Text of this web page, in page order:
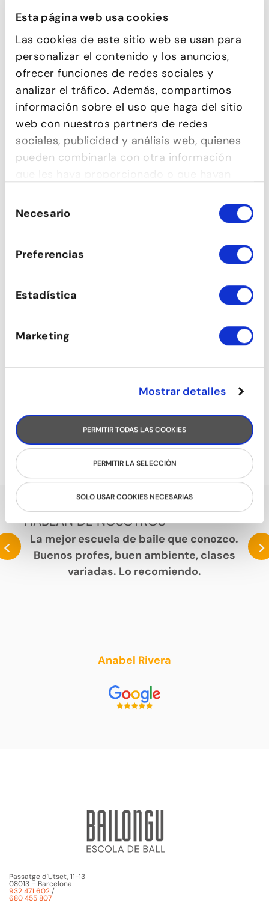
Esta página web usa cookies
Las cookies de este sitio web se usan para
personalizar el contenido y los anuncios,
ofrecer funciones de redes sociales y
analizar el tráfico. Además, compartimos
información sobre el uso que haga del sitio
web con nuestros partners de redes
sociales, publicidad y análisis web, quienes
pueden combinarla con otra información
de sus servicios.
deNecesario
Preferencias
Estadística
Marketing
Mostrar detalles
PERMITIR TODAS LAS COOKIES
PERMITIR LA SELECCIÓN
SOLO USAR COOKIES NECESARIAS
COMEDIA MUSICAL
TONIFICACIÓN
HABLAN DE NOSOTROS
<
La mejor escuela de baile que conozco.
Buenos profes, buen ambiente, clases
variadas. Lo recomiendo.
Anabel Rivera
>
Passatge d'Utset, 11-13
08013 – Barcelona
932 471 602/
680 455 807